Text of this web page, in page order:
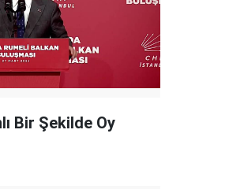
Bir Şekilde Oy